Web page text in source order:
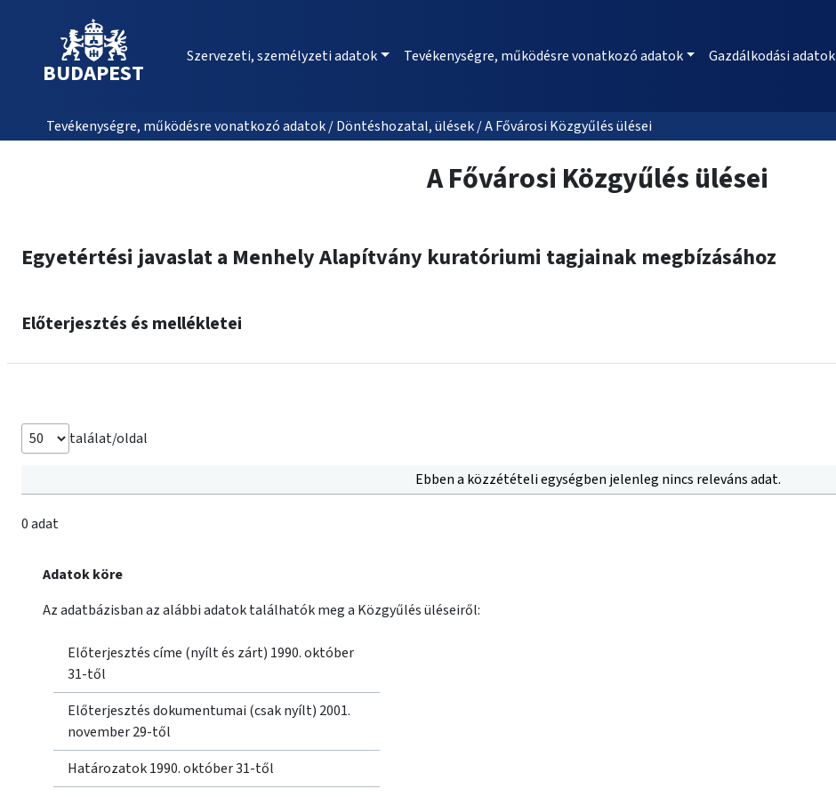
BUDAPEST
Szervezeti, személyzeti adatok Tevékenységre, működésre vonatkozó adatok Gazdálkodási adatok
Tevékenységre, működésre vonatkozó adatok / Döntéshozatal, ülések / A Fővárosi Közgyűlés ülései
A Fővárosi Közgyűlés ülései
Egyetértési javaslat a Menhely Alapítvány kuratóriumi tagjainak megbízásához
Előterjesztés és mellékletei
találat/oldal
Ebben a közzétételi egységben jelenleg nincs releváns adat.
0 adat
Adatok köre
Az adatbázisban az alábbi adatok találhatók meg a Közgyűlés üléseiről:
Előterjesztés címe (nyílt és zárt) 1990. október
31-től
Előterjesztés dokumentumai (csak nyílt) 2001.
november 29-től
Határozatok 1990. október 31-től